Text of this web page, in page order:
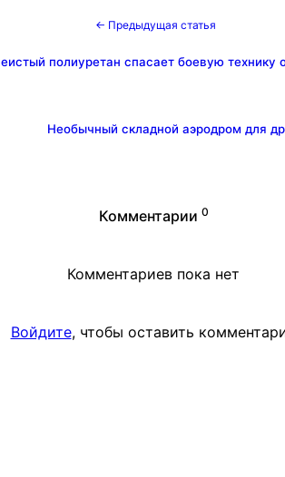
← Предыдущая статья
полиуретан спасает боевую технику
Необычный складной аэродром для
Комментарии 0
Комментариев пока нет
Войдите, чтобы оставить